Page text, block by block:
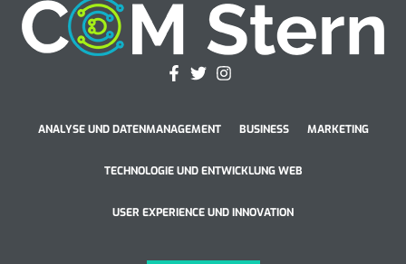
ANALYSE UND DATENMANAGEMENT BUSINESS MARKETING
TECHNOLOGIE UND ENTWICKLUNG WEB
USER EXPERIENCE UND INNOVATION